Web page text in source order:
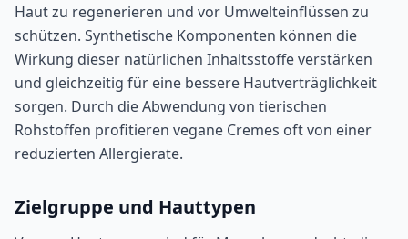
Haut zu regenerieren und vor Umwelteinflüssen zu
schützen. Synthetische Komponenten können die
Wirkung dieser natürlichen Inhaltsstoffe verstärken
und gleichzeitig für eine bessere Hautverträglichkeit
sorgen. Durch die Abwendung von tierischen
Rohstoffen profitieren vegane Cremes oft von einer
reduzierten Allergierate.
Zielgruppe und Hauttypen